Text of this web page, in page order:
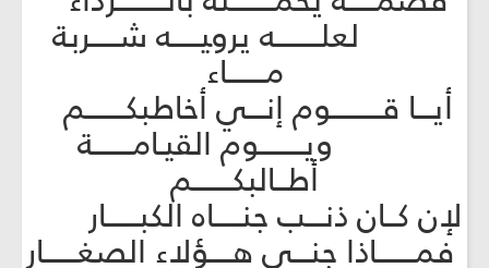
لعلــــــــه يرو‍يـــــه شـــــربة
مـــــــاء
أيـــا قـــــــــوم إنـــي أخاطبكـــــــم
ويــــــــوم القيـامـــــــة
أطــالبكـــــــم
لإن كــان ذنـــب جنـــــاه الكبــــــار
فمـــــــاذا جنـــى هــــؤلاء الصغــــــار